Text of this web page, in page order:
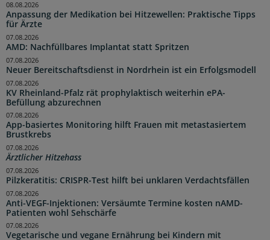
Anpassung der Medikation bei Hitzewellen: Praktische Tipps
für Ärzte
08.08.2026
AMD: Nachfüllbares Implantat statt Spritzen
07.08.2026
Neuer Bereitschaftsdienst in Nordrhein ist ein Erfolgsmodell
07.08.2026
KV Rheinland-Pfalz rät prophylaktisch weiterhin ePA-
Befüllung abzurechnen
07.08.2026
App-basiertes Monitoring hilft Frauen mit metastasiertem
Brustkrebs
07.08.2026
Ärztlicher Hitzehass
07.08.2026
Pilzkeratitis: CRISPR-Test hilft bei unklaren Verdachtsfällen
07.08.2026
Anti-VEGF-Injektionen: Versäumte Termine kosten nAMD-
Patienten wohl Sehschärfe
07.08.2026
Vegetarische und vegane Ernährung bei Kindern mit
07.08.2026